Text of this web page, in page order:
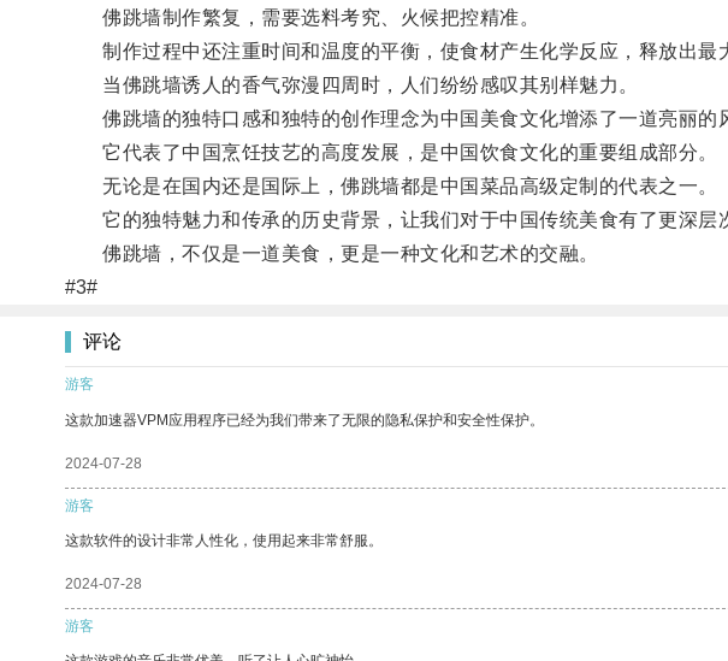
佛跳墙制作繁复，需要选料考究、火候把控精准。
制作过程中还注重时间和温度的平衡，使食材产生化学反应，释放出最
当佛跳墙诱人的香气弥漫四周时，人们纷纷感叹其别样魅力。
佛跳墙的独特口感和独特的创作理念为中国美食文化增添了一道亮丽的
它代表了中国烹饪技艺的高度发展，是中国饮食文化的重要组成部分。
无论是在国内还是国际上，佛跳墙都是中国菜品高级定制的代表之一。
它的独特魅力和传承的历史背景，让我们对于中国传统美食有了更深层
佛跳墙，不仅是一道美食，更是一种文化和艺术的交融。
#3#
评论
游客
这款加速器VPM应用程序已经为我们带来了无限的隐私保护和安全性保护。
2024-07-28
游客
这款软件的设计非常人性化，使用起来非常舒服。
2024-07-28
游客